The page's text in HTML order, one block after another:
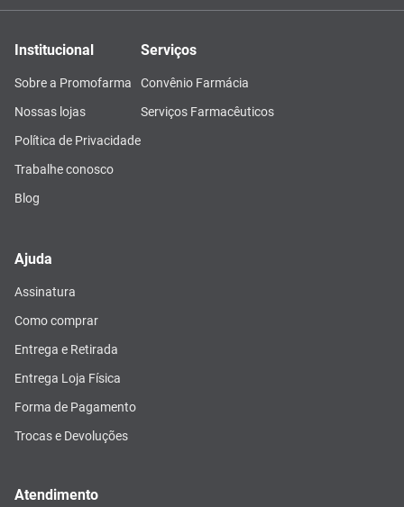
Institucional
Sobre a Promofarma
Nossas lojas
Política de Privacidade
Trabalhe conosco
Blog
Serviços
Convênio Farmácia
Serviços Farmacêuticos
Ajuda
Assinatura
Como comprar
Entrega e Retirada
Entrega Loja Física
Forma de Pagamento
Trocas e Devoluções
Atendimento